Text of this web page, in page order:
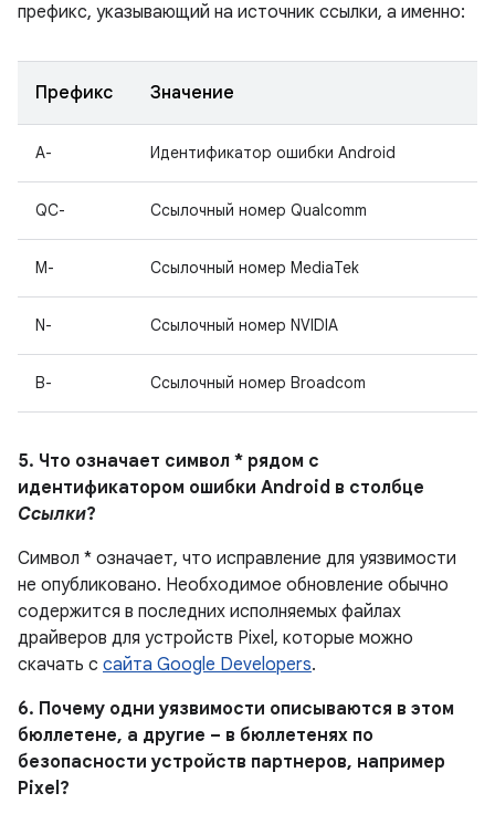
префикс, указывающий на источник ссылки, а именно:
Префикс Значение
A- Идентификатор ошибки Android
QC- Ссылочный номер Qualcomm
M- Ссылочный номер MediaTek
N- Ссылочный номер NVIDIA
B- Ссылочный номер Broadcom
5. Что означает символ * рядом с
идентификатором ошибки Android в столбце
Ссылки?
Символ * означает, что исправление для уязвимости
не опубликовано. Необходимое обновление обычно
содержится в последних исполняемых файлах
драйверов для устройств Pixel, которые можно
скачать с сайта Google Developers.
6. Почему одни уязвимости описываются в этом
бюллетене, а другие – в бюллетенях по
безопасности устройств партнеров, например
Pixel?